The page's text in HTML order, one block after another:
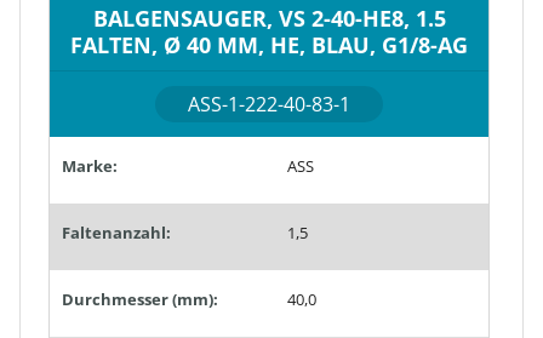
BALGENSAUGER, VS 2-40-HE8, 1.5
FALTEN, Ø 40 MM, HE, BLAU, G1/8-AG
ASS-1-222-40-83-1
Marke: ASS
Faltenanzahl: 1,5
Durchmesser (mm): 40,0